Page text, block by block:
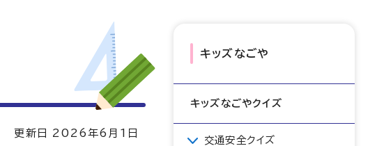
更新日 2026年6月1日
キッズなごや
キッズなごやクイズ
交通安全クイズ